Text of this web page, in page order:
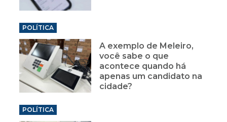
POLÍTICA
A exemplo de Meleiro,
você sabe o que
acontece quando há
apenas um candidato na
cidade?
POLÍTICA